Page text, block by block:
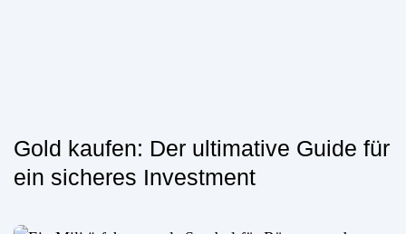
Gold kaufen: Der ultimative Guide für
ein sicheres Investment